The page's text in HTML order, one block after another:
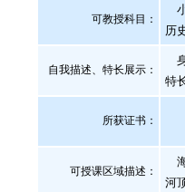
可教授科目：
历
自我描述、特长展示 ：
特
所获证书 ：
可授课区域描述：
河